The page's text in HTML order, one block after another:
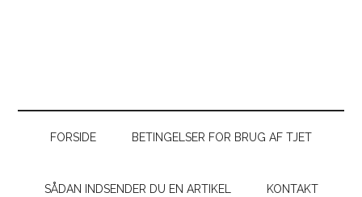
FORSIDE BETINGELSER FOR BRUG AF TJET
SÅDAN INDSENDER DU EN ARTIKEL KONTAKT